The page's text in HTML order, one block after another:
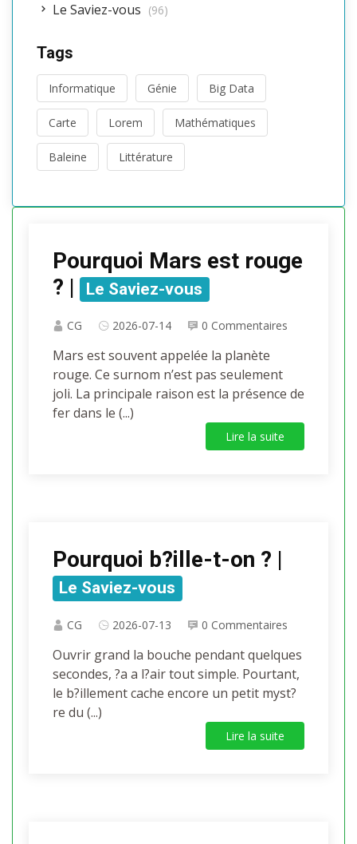
Le Saviez-vous (96)
Tags
Informatique Génie Big Data
Carte Lorem Mathématiques
Baleine Littérature
Pourquoi Mars est rouge
? |
Le Saviez-vous
CG 2026-07-14 0 Commentaires
Mars est souvent appelée la planète
rouge. Ce surnom n’est pas seulement
joli. La principale raison est la présence de
fer dans le (...)
Lire la suite
Pourquoi b?ille-t-on ? |
Le Saviez-vous
CG 2026-07-13 0 Commentaires
Ouvrir grand la bouche pendant quelques
secondes, ?a a l?air tout simple. Pourtant,
le b?illement cache encore un petit myst?
re du (...)
Lire la suite